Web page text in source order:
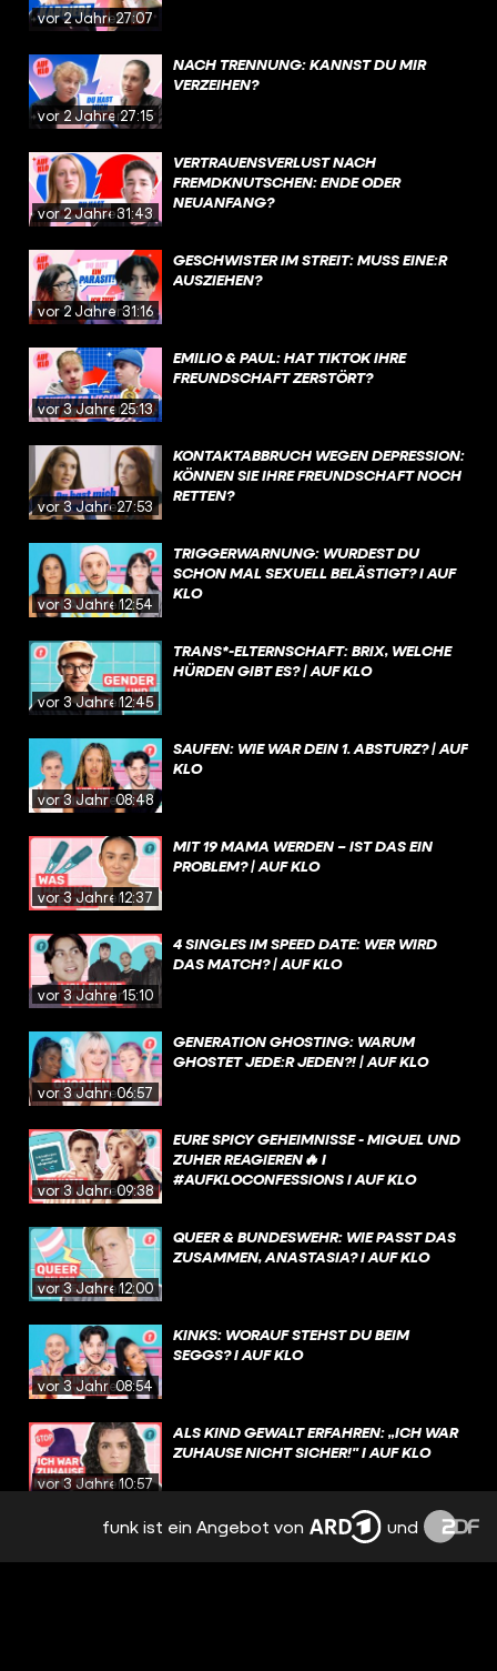
vor 2 Jahren27:07
vor 2 Jahren27:15
NACH TRENNUNG: KANNST DU MIR
VERZEIHEN?
vor 2 Jahren31:43
VERTRAUENSVERLUST NACH
FREMDKNUTSCHEN: ENDE ODER
NEUANFANG?
vor 2 Jahren31:16
GESCHWISTER IM STREIT: MUSS EINE:R
AUSZIEHEN?
vor 3 Jahren25:13
EMILIO & PAUL: HAT TIKTOK IHRE
FREUNDSCHAFT ZERSTÖRT?
vor 3 Jahren27:53
KONTAKTABBRUCH WEGEN DEPRESSION:
KÖNNEN SIE IHRE FREUNDSCHAFT NOCH
RETTEN?
vor 3 Jahren12:54
TRIGGERWARNUNG: WURDEST DU
SCHON MAL SEXUELL BELÄSTIGT? I AUF
KLO
vor 3 Jahren12:45
TRANS*-ELTERNSCHAFT: BRIX, WELCHE
HÜRDEN GIBT ES? | AUF KLO
vor 3 Jahren08:48
SAUFEN: WIE WAR DEIN 1. ABSTURZ? | AUF
KLO
vor 3 Jahren12:37
MIT 19 MAMA WERDEN – IST DAS EIN
PROBLEM? | AUF KLO
vor 3 Jahren15:10
4 SINGLES IM SPEED DATE: WER WIRD
DAS MATCH? | AUF KLO
vor 3 Jahren06:57
GENERATION GHOSTING: WARUM
GHOSTET JEDE:R JEDEN?! | AUF KLO
vor 3 Jahren09:38
EURE SPICY GEHEIMNISSE - MIGUEL UND
ZUHER REAGIEREN🔥 I
#AUFKLOCONFESSIONS I AUF KLO
vor 3 Jahren12:00
QUEER & BUNDESWEHR: WIE PASST DAS
ZUSAMMEN, ANASTASIA? I AUF KLO
vor 3 Jahren08:54
KINKS: WORAUF STEHST DU BEIM
SEGGS? I AUF KLO
vor 3 Jahren10:57
ALS KIND GEWALT ERFAHREN: „ICH WAR
ZUHAUSE NICHT SICHER!" I AUF KLO
EURE BEICHTEN - WIR REAGIEREN! I
#AUFKLOCONFESSIONS I AUF KLO
funk ist ein Angebot von und